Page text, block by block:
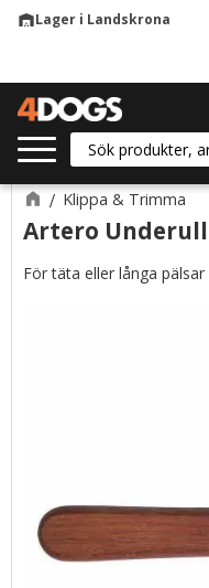
warehouseLager i Landskrona
Klippa & Trimma
Artero
För täta eller långa pälsar